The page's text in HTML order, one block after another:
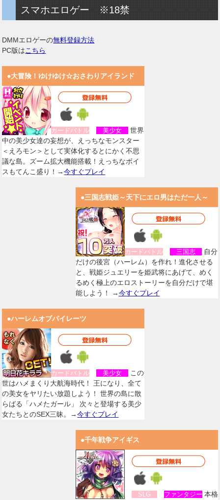
スマホエロゲー ※18禁
DMMエロゲーの無料登録方法
PC版はこちら
●大冒険！ゆけゆけ☆おさわりアイランド
カードバトル 美少女
世界
中の美少女達の妄想が、えっちなモンスター
＜えろモン＞として実体化するとにかく不思
議な島。ズーム拡大機能搭載！えっちなボイ
スもてんこ盛り！→今すぐプレイ
●三国志戦姫～天下にエロ男はただ一人～
カードバトル 三国志
自分
だけの後宮（ハーレム）を作れ！進化させる
と、戦姫ジュエリーを姫武将にあげて、めく
るめく極上のエロストーリーを自分だけで堪
能しよう！ →今すぐプレイ
●ハーレムオブパイレーツ
カードバトル 美少女
この
世はハメまくり大航海時代！ 王になり、全て
の美女をヤリたい放題しよう！ 世界の島に散
らばる「ハメたガール」 次々と登場する美少
女たちとのSEX三昧。→今すぐプレイ
●千年戦争アイギス
SLG ファンタジー 本格